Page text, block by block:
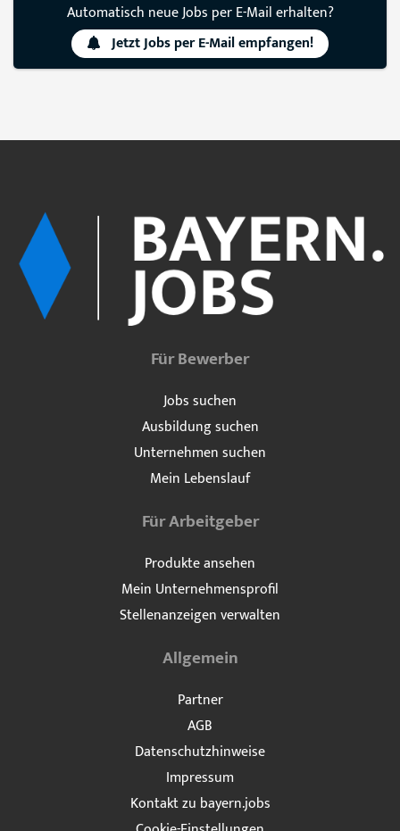
Automatisch neue Jobs per E-Mail erhalten?
Jetzt Jobs per E-Mail empfangen!
Für Bewerber
Jobs suchen
Ausbildung suchen
Unternehmen suchen
Mein Lebenslauf
Für Arbeitgeber
Produkte ansehen
Mein Unternehmensprofil
Stellenanzeigen verwalten
Allgemein
Partner
AGB
Datenschutzhinweise
Impressum
Kontakt zu bayern.jobs